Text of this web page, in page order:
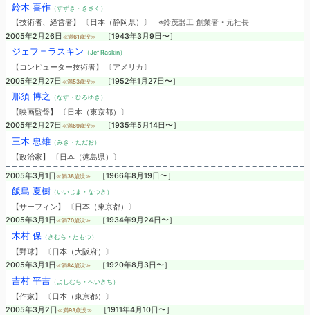
鈴木 喜作（すずき・きさく）
【技術者、経営者】 〔日本（静岡県）〕 ※鈴茂器工 創業者・元社長
2005年2月26日 ≪満61歳没≫ ［1943年3月9日〜］
ジェフ＝ラスキン （Jef Raskin）
【コンピューター技術者】 〔アメリカ〕
2005年2月27日 ≪満53歳没≫ ［1952年1月27日〜］
那須 博之 （なす・ひろゆき）
【映画監督】 〔日本（東京都）〕
2005年2月27日 ≪満69歳没≫ ［1935年5月14日〜］
三木 忠雄（みき・ただお）
【政治家】 〔日本（徳島県）〕
2005年3月1日 ≪満38歳没≫ ［1966年8月19日〜］
飯島 夏樹（いいじま・なつき）
【サーフィン】 〔日本（東京都）〕
2005年3月1日 ≪満70歳没≫ ［1934年9月24日〜］
木村 保 （きむら・たもつ）
【野球】 〔日本（大阪府）〕
2005年3月1日 ≪満84歳没≫ ［1920年8月3日〜］
吉村 平吉（よしむら・へいきち）
【作家】 〔日本（東京都）〕
2005年3月2日 ≪満93歳没≫ ［1911年4月10日〜］